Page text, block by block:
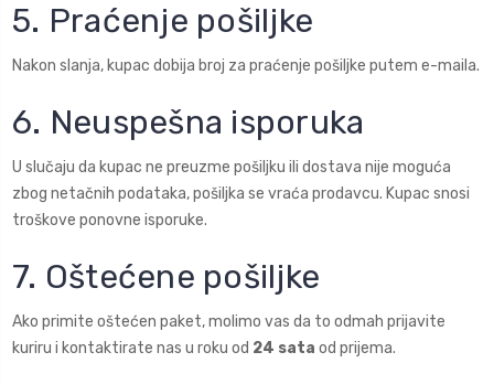
5. Praćenje pošiljke
Nakon slanja, kupac dobija broj za praćenje pošiljke putem e-maila.
6. Neuspešna isporuka
U slučaju da kupac ne preuzme pošiljku ili dostava nije moguća
zbog netačnih podataka, pošiljka se vraća prodavcu. Kupac snosi
troškove ponovne isporuke.
7. Oštećene pošiljke
Ako primite oštećen paket, molimo vas da to odmah prijavite
kuriru i kontaktirate nas u roku od 24 sata od prijema.